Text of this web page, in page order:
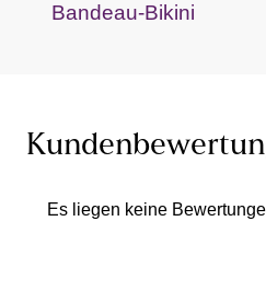
Bandeau-Bikini
Es liegen keine